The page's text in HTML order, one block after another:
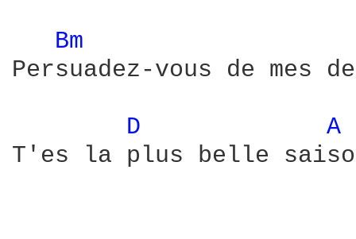
Bm
Persuadez-vous de mes
D
A
T'es la plus belle